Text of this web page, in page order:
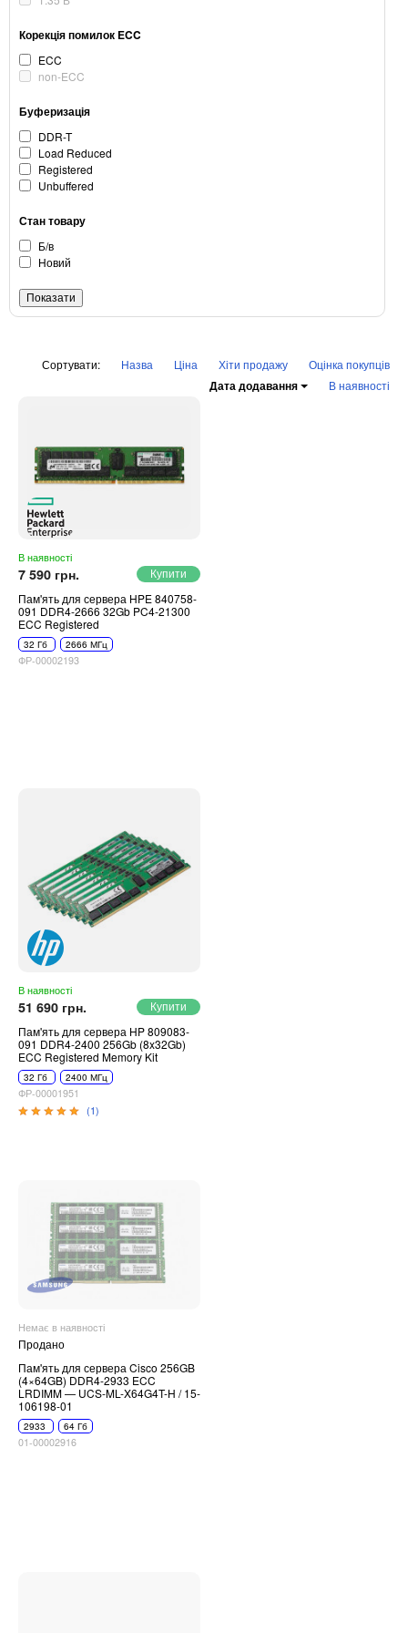
Корекція помилок ECC
ECC
non-ECC
Буферизація
DDR-T
Load Reduced
Registered
Unbuffered
Стан товару
Б/в
Новий
Сортувати: Назва Ціна Хіти продажу Оцінка покупців
Дата додавання В наявності
В наявності
7 590 грн.
Пам'ять для сервера HPE 840758-
091 DDR4-2666 32Gb PC4-21300
ECC Registered
32 Гб 2666 МГц
ФР-00002193
В наявності
51 690 грн.
Пам'ять для сервера HP 809083-
091 DDR4-2400 256Gb (8x32Gb)
ECC Registered Memory Kit
32 Гб 2400 МГц
ФР-00001951
(1)
Немає в наявності
Продано
Пам'ять для сервера Cisco 256GB
(4×64GB) DDR4-2933 ECC
LRDIMM — UCS-ML-X64G4T-H / 15-
106198-01
2933 64 Гб
01-00002916